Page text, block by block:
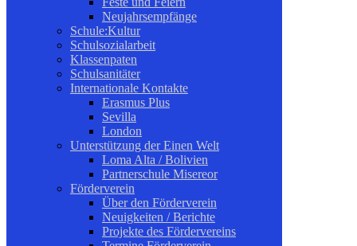
Neujahrsempfänge
Schule:Kultur
Schulsozialarbeit
Klassenpaten
Schulsanitäter
Internationale Kontakte
Erasmus Plus
Sevilla
London
Unterstützung der Einen Welt
Loma Alta / Bolivien
Partnerschule Misereor
Förderverein
Über den Förderverein
Neuigkeiten / Berichte
Projekte des Fördervereins